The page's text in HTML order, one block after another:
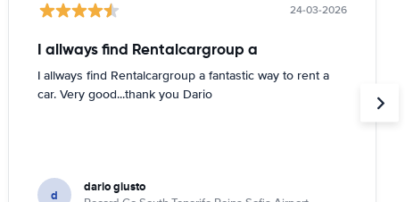
24-03-2026
I allways find Rentalcargroup a
I allways find Rentalcargroup a fantastic way to rent a
car. Very good...thank you Dario
d dario giusto